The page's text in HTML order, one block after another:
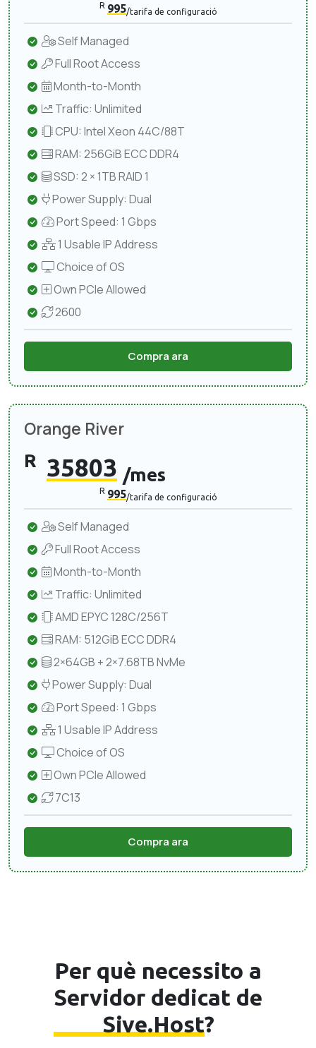
R 995/tarifa de configuració
Self Managed
Full Root Access
Month-to-Month
Traffic: Unlimited
CPU: Intel Xeon 44C/88T
RAM: 256GiB ECC DDR4
SSD: 2 × 1TB RAID 1
Power Supply: Dual
Port Speed: 1 Gbps
1 Usable IP Address
Choice of OS
Own PCIe Allowed
2600
Compra ara
Orange River
R 35803 /mes
R 995/tarifa de configuració
Self Managed
Full Root Access
Month-to-Month
Traffic: Unlimited
AMD EPYC 128C/256T
RAM: 512GiB ECC DDR4
2×64GB + 2×7.68TB NvMe
Power Supply: Dual
Port Speed: 1 Gbps
1 Usable IP Address
Choice of OS
Own PCIe Allowed
7C13
Compra ara
Per què necessito a
Servidor dedicat de
Sive.Host?